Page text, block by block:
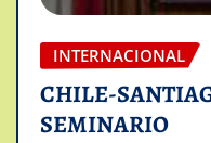
INTERNACIONAL
CHILE-
SEMINARIO